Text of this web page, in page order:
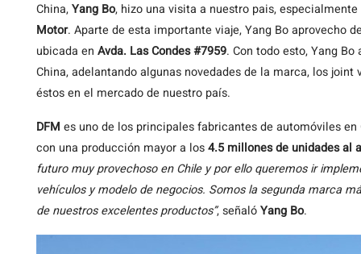
China,Yang Bo, hizo una visita a nuestro pais,
Motor. Aparte de esta importante viaje, Yang Bo aprovecho
ubicada en Avda. Las Condes #7959. Con todo esto, Yang
China, adelantando algunas novedades de la marca, los
éstos en el mercado de nuestro país.
DFM es uno de los principales fabricantes de automóviles
con una producción mayor a los4.5 millones de unidades al
futuro muy provechoso en Chile y por ello queremos ir
vehículos y modelo de negocios. Somos la segunda marca
de nuestros excelentes productos”, señalóYang Bo.